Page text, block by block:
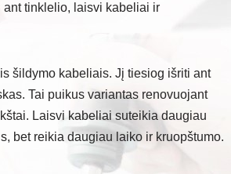
tinklelio, laisvi kabeliai ir
šildymo kabeliais. Jį tiesiog išriti ant
Tai puikus variantas renovuojant
Laisvi kabeliai suteikia daugiau
bet reikia daugiau laiko ir kruopštumo.